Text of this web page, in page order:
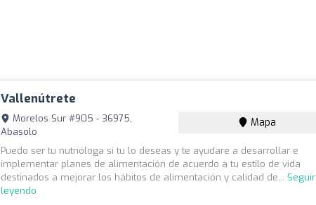
Vallenútrete
Morelos Sur #905 - 36975,
Abasolo
Mapa
Puedo ser tu nutrióloga si tu lo deseas y te ayudare a desarrollar e
implementar planes de alimentación de acuerdo a tu estilo de vida
destinados a mejorar los hábitos de alimentación y calidad de... Seguir
leyendo